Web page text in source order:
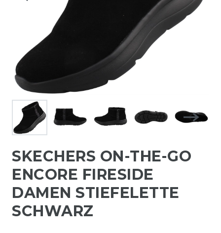
SKECHERS ON-THE-GO
ENCORE FIRESIDE
DAMEN STIEFELETTE
SCHWARZ